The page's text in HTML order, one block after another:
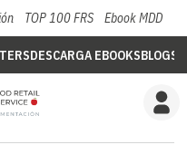
TOP 100 FRS Ebook MDD
DESCARGA EBOOKSBLOGS